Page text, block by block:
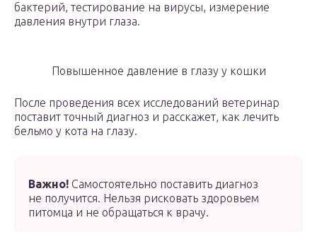
бактерий, тестирование на вирусы, измерение
давления внутри глаза.
Повышенное давление в глазу у кошки
После проведения всех исследований ветеринар
поставит точный диагноз и расскажет, как лечить
бельмо у кота на глазу.
Важно! Самостоятельно поставить диагноз
не получится. Нельзя рисковать здоровьем
питомца и не обращаться к врачу.